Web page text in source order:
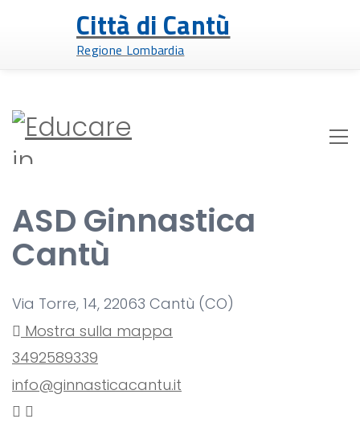
Città di Cantù
Regione Lombardia
ASD Ginnastica
Cantù
Via Torre, 14, 22063 Cantù (CO)
Mostra sulla mappa
3492589339
info@ginnasticacantu.it